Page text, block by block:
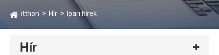
itthon Hír Ipari hírek
Hír